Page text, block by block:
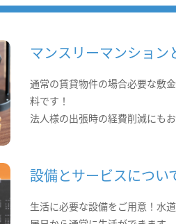
マンスリーマンション
通常の賃貸物件の場合必要な敷
料です！
法人様の出張時の経費削減にもお
設備とサービスについ
生活に必要な設備をご用意！水